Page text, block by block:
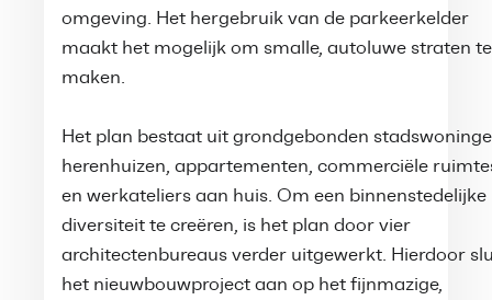
omgeving. Het hergebruik van de parkeerkelder
maakt het mogelijk om smalle, autoluwe straten te
maken.
Het plan bestaat uit grondgebonden
herenhuizen, appartementen, commerciële
en werkateliers aan huis. Om een binnenstedelijke
diversiteit te creëren, is het plan door vier
architectenbureaus verder uitgewerkt. Hierdoor
het nieuwbouwproject aan op het fijnmazige,